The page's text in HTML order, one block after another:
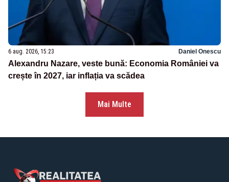
6 aug. 2026, 15:23 Daniel Onescu
Alexandru Nazare, veste bună: Economia României va
crește în 2027, iar inflația va scădea
Mai Multe